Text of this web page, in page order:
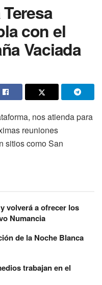
con el
Vaciada
nos atienda para
reuniones
sitios como San
volverá a ofrecer los
Numancia
de la Noche Blanca
trabajan en el